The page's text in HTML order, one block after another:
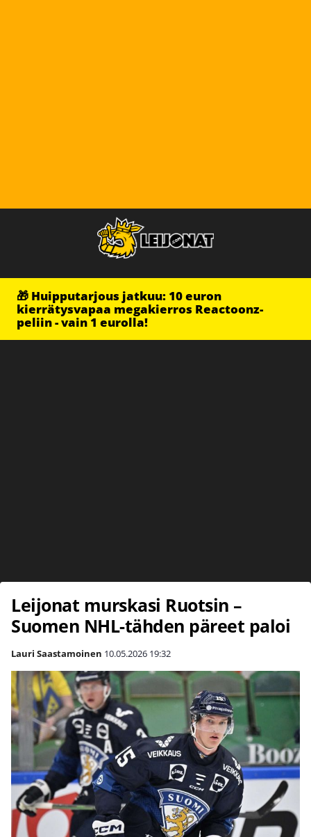
🎁 Huipputarjous jatkuu: 10 euron
kierrätysvapaa megakierros Reactoonz-
peliin - vain 1 eurolla!
Leijonat murskasi Ruotsin –
Suomen NHL-tähden päreet paloi
Lauri Saastamoinen 10.05.2026 19:32